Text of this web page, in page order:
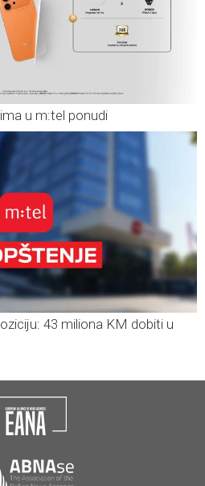
u m:tel ponudi
43 miliona KM dobiti u